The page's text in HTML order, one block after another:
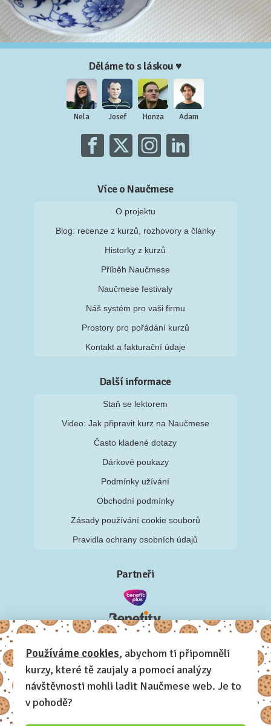
Děláme to s láskou ♥
Nela Josef Honza Adam
Více o Naučmese
O projektu
Blog: recenze z kurzů, rozhovory a články
Historky z kurzů
Příběh Naučmese
Naučmese festivaly
Náš systém pro vaši firmu
Prostory pro pořádání kurzů
Kontakt a fakturační údaje
Další informace
Staň se lektorem
Video: Jak připravit kurz na Naučmese
Často kladené dotazy
Dárkové poukazy
Podmínky užívání
Obchodní podmínky
Zásady používání cookie souborů
Pravidla ochrany osobních údajů
Partneři
Používáme cookies, abychom ti připomněli
kurzy, které tě zaujaly a pomocí analýzy
návštěvnosti mohli ladit Naučmese web. Je to
v pohodě?